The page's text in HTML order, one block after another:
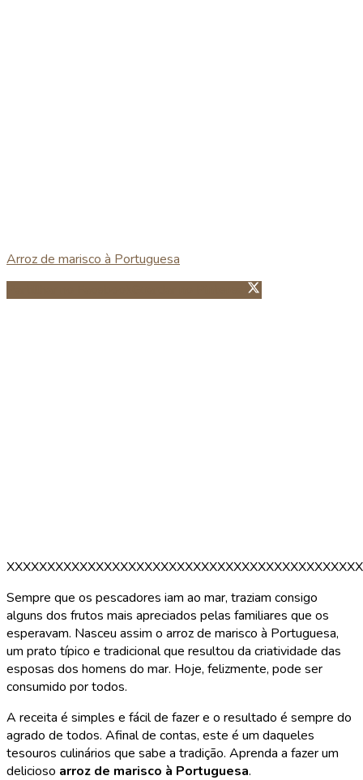
Arroz de marisco à Portuguesa
Guardar no Pinterest
Sempre que os pescadores iam ao mar, traziam consigo
alguns dos frutos mais apreciados pelas familiares que os
esperavam. Nasceu assim o arroz de marisco à Portuguesa,
um prato típico e tradicional que resultou da criatividade das
esposas dos homens do mar. Hoje, felizmente, pode ser
consumido por todos.
A receita é simples e fácil de fazer e o resultado é sempre do
agrado de todos. Afinal de contas, este é um daqueles
tesouros culinários que sabe a tradição. Aprenda a fazer um
delicioso arroz de marisco à Portuguesa.